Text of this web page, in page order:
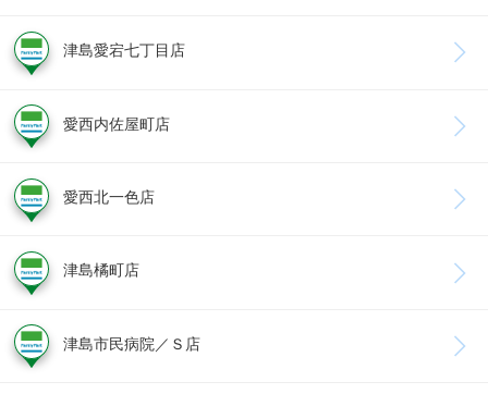
津島愛宕七丁目店
愛西内佐屋町店
愛西北一色店
津島橘町店
津島市民病院／Ｓ店